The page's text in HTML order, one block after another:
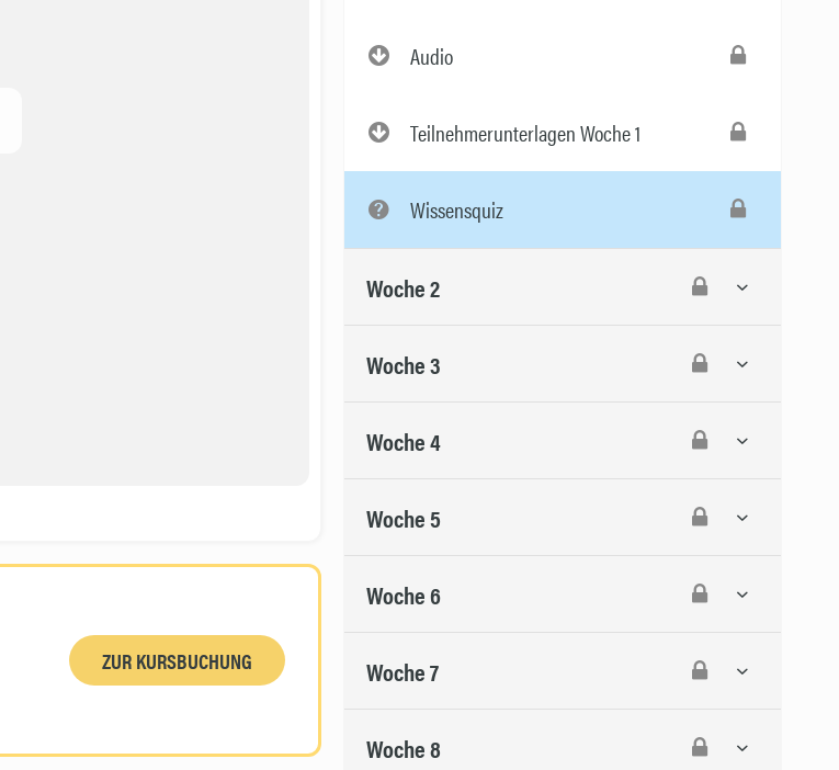
ZUR KURSBUCHUNG
Audio
Teilnehmerunterlagen Woche 1
Wissensquiz
Woche 2
Woche 3
Woche 4
Woche 5
Woche 6
Woche 7
Woche 8